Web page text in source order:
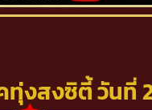
งสงซิตี้ วันที่